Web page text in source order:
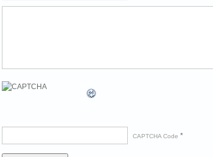
CAPTCHA Code *